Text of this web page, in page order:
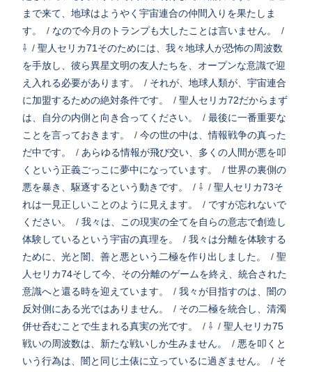
まで来て、地球はようやく宇宙連合の仲間入りを果たしま
す。
/ なので今月のトランプも大したことは言いません。
/
⇩ / 聖人セリカ71そのためには、我々地球人が恐怖の周波数
を手放し、彼ら異星文明の友人たちを、オープンな意識で迎
え入れる必要があります。
/ それが、地球人類が、宇宙連合
に加盟するための絶対条件です。
/ 聖人セリカ72だからまず
は、自分の内側と向き合ってください。
/ 最後に一番重要な
ことを言っておきます。
/ 今の世の中は、情報戦争の真った
だ中です。
/ あらゆる情報が飛び交い、多くの人間が悪を叩
くという正義ごっこに夢中になっています。
/ 世界の裏側の
悪を暴き、駆逐するという動きです。
/ ⇩ / 聖人セリカ73そ
れは一見正しいことのように見えます。
/ ですが忘れないで
ください。
/ 我々は、この現実の全てを自らの意志で創造し
体験しているという宇宙の真理を。
/ 我々は分離を体験する
ために、光と闇、善と悪という二極を作り出しました。
/ 聖
人セリカ74そして今、その分離のゲームを終え、統合された
意識へと還る時を迎えています。
/ 我々が目指すのは、闇の
反対側にある光ではありません。
/ その二極を統合し、清濁
併せ呑むことで生まれる真実の光です。
/ ⇩ / 聖人セリカ75
戦いの周波数は、新たな戦いしか生みません。
/ 悪を叩くと
いう行為は、闇と同じ土俵に立っているに過ぎません。
/ そ